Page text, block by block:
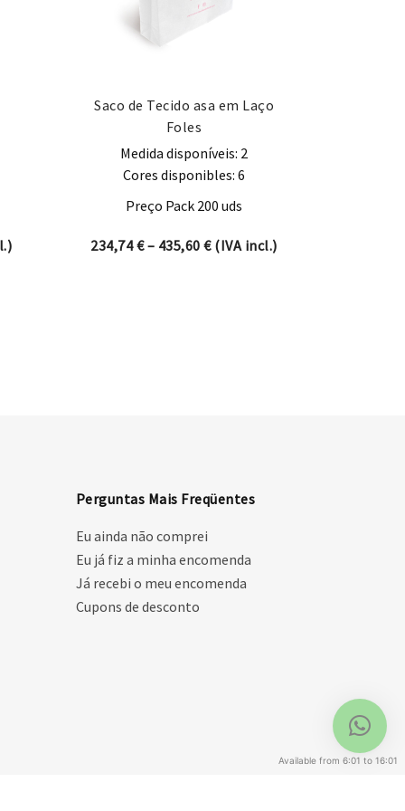
11,50 € through 22,39 €
Saco de Tecido asa em Laço
Foles
Medida disponíveis: 2
Cores disponibles: 6
Preço Pack 200 uds
234,74€– 435,60€Price range: 234,74 € through
(IVA incl.)
Perguntas Mais Freqüentes
Eu ainda não comprei
Eu já fiz a minha encomenda
Já recebi o meu encomenda
Cupons de desconto
Available from 6:01 to 16:01